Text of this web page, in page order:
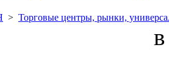
> Торговые центры, рынки,